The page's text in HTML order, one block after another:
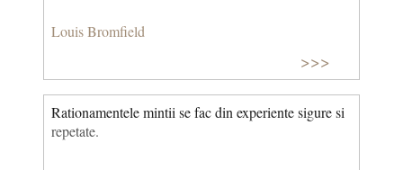
Louis Bromfield
>>>
Rationamentele mintii se fac din experiente sigure si
repetate.